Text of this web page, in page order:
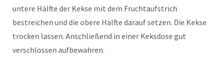
untere Hälfte der Kekse mit dem Fruchtaufstrich
bestreichen und die obere Hälfte darauf setzen. Die Kekse
trocken lassen. Anschließend in einer Keksdose gut
verschlossen aufbewahren.